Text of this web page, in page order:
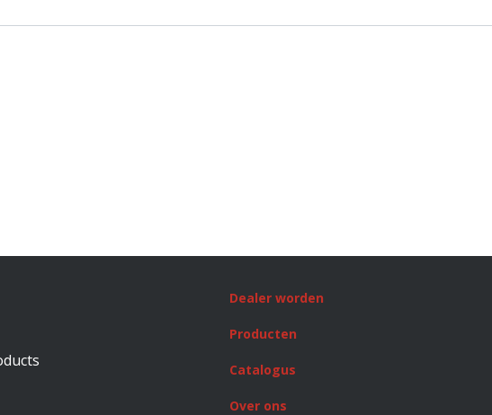
Dealer worden
Producten
Catalogus
Over ons